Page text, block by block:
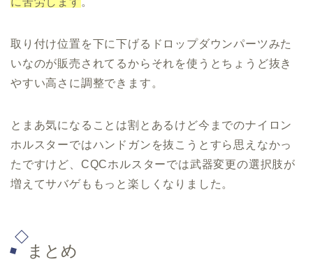
取り付け位置を下に下げるドロップダウンパーツみた
いなのが販売されてるからそれを使うとちょうど抜き
やすい高さに調整できます。
とまあ気になることは割とあるけど今までのナイロン
ホルスターではハンドガンを抜こうとすら思えなかっ
たですけど、CQCホルスターでは武器変更の選択肢が
増えてサバゲももっと楽しくなりました。
まとめ